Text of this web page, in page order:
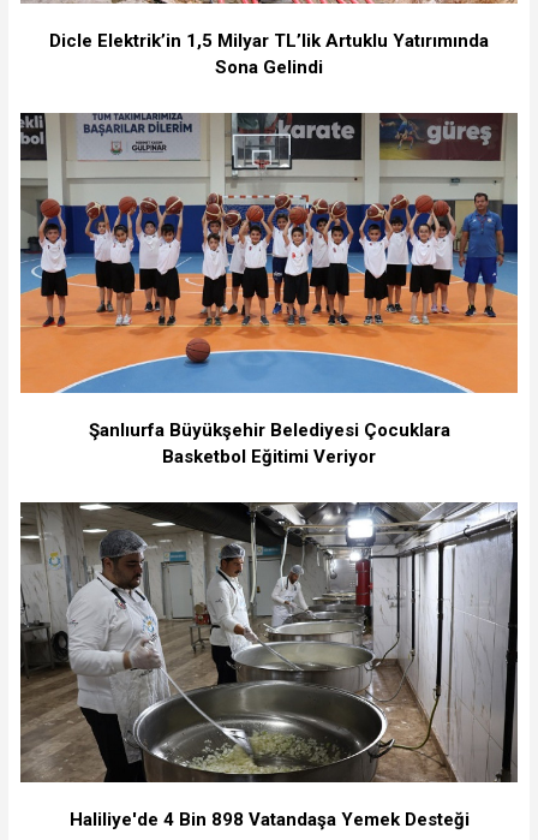
Dicle Elektrik’in 1,5 Milyar TL’lik Artuklu Yatırımında
Sona Gelindi
Şanlıurfa Büyükşehir Belediyesi Çocuklara
Basketbol Eğitimi Veriyor
Haliliye'de 4 Bin 898 Vatandaşa Yemek Desteği